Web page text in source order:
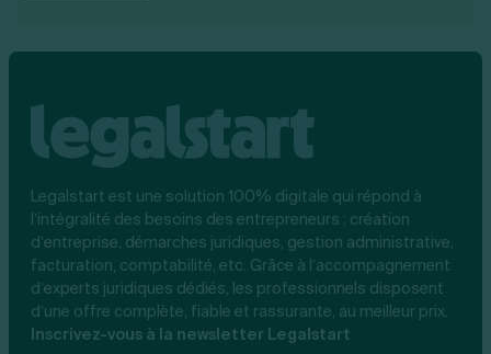
Legalstart est une solution 100% digitale qui répond à
l’intégralité des besoins des entrepreneurs : création
d’entreprise, démarches juridiques, gestion administrative,
facturation, comptabilité, etc. Grâce à l’accompagnement
d’experts juridiques dédiés, les professionnels disposent
d’une offre complète, fiable et rassurante, au meilleur prix.
Inscrivez-vous à la newsletter Legalstart